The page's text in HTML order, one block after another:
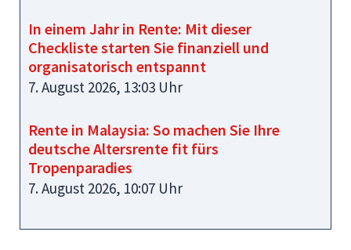
In einem Jahr in Rente: Mit dieser
Checkliste starten Sie finanziell und
organisatorisch entspannt
7. August 2026, 13:03 Uhr
Rente in Malaysia: So machen Sie Ihre
deutsche Altersrente fit fürs
Tropenparadies
7. August 2026, 10:07 Uhr